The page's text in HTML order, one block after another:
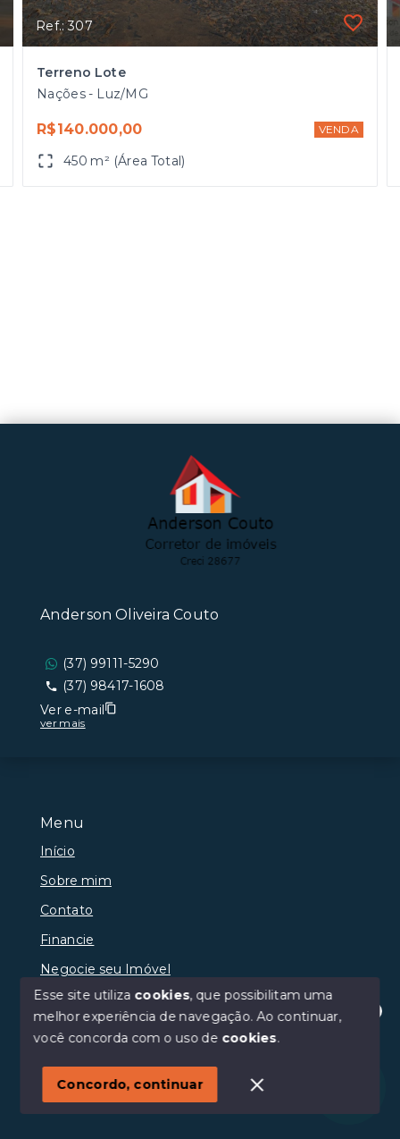
Ref.: 307
Terreno Lote
Nações - Luz/MG
R$140.000,00 VENDA
450 m² (Área Total)
Olá! Estamos disponíveis para te ajudar.
Menu
Início
Sobre mim
Contato
Financie
Negocie seu Imóvel
© Copyright 2026 - Anderson Oliveira Couto - Todos os
SITE PARA IMOBILIARIA
Anderson Oliveira Couto
(37) 99111-5290
(37) 98417-1608
Ver e-mail
ver mais
Esse site utiliza cookies, que possibilitam uma
melhor experiência de navegação.Ao continuar,
você concorda com o uso de cookies.
Concordo, continuar